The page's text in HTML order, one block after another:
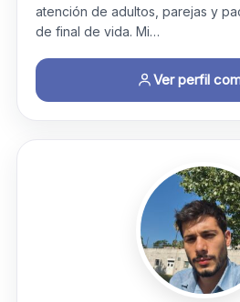
atención de adultos, parejas y
de final de vida. Mi…
Ver perfil